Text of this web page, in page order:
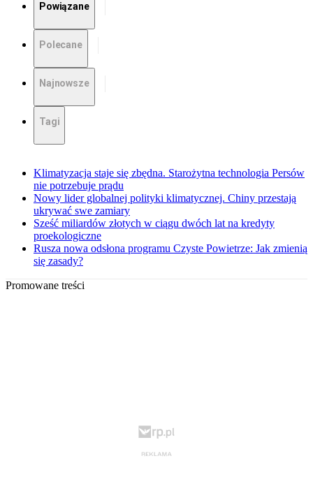
Powiązane
Polecane
Najnowsze
Tagi
Klimatyzacja staje się zbędna. Starożytna technologia Persów
nie potrzebuje prądu
Nowy lider globalnej polityki klimatycznej. Chiny przestają
ukrywać swe zamiary
Sześć miliardów złotych w ciągu dwóch lat na kredyty
proekologiczne
Rusza nowa odsłona programu Czyste Powietrze: Jak zmienią
się zasady?
Promowane treści